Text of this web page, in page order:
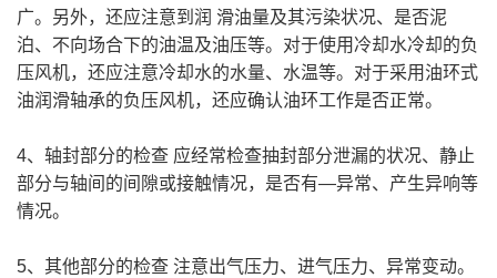
广。另外，还应注意到润 滑油量及其污染状况、是否泥
泊、不向场合下的油温及油压等。对于使用冷却水冷却的负
压风机，还应注意冷却水的水量、水温等。对于采用油环式
油润滑轴承的负压风机，还应确认油环工作是否正常。
4、轴封部分的检查 应经常检查抽封部分泄漏的状况、静止
部分与轴间的间隙或接触情况，是否有—异常、产生异响等
情况。
5、其他部分的检查 注意出气压力、进气压力、异常变动。